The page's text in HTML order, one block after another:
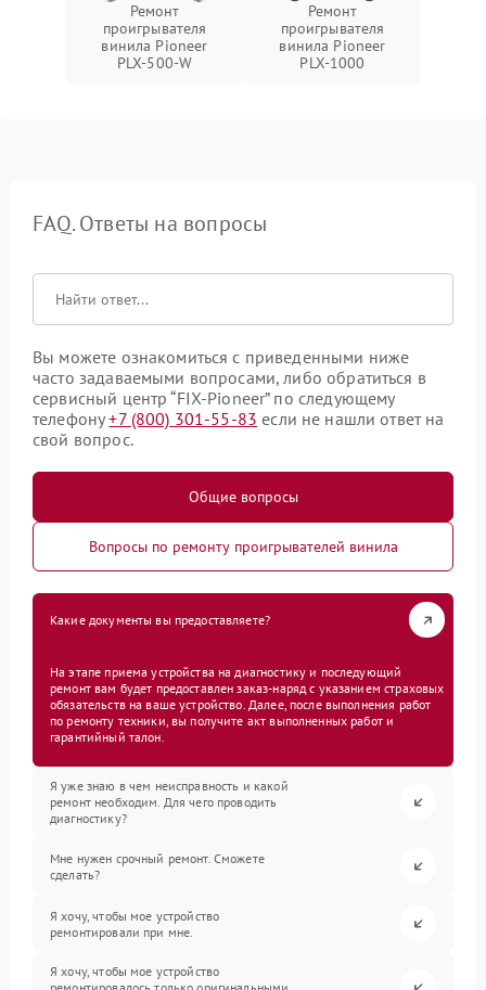
Ремонт
проигрывателя
винила Pioneer
PLX‑500‑W
Ремонт
проигрывателя
винила Pioneer
PLX‑1000
FAQ. Ответы на вопросы
Вы можете ознакомиться с приведенными ниже
часто задаваемыми вопросами, либо обратиться в
сервисный центр “FIX-Pioneer” по следующему
телефону+7 (800) 301-55-83 если не нашли ответ на
свой вопрос.
Общие вопросы
Вопросы по ремонту проигрывателей винила
Какие документы вы предоставляете?
На этапе приема устройства на диагностику и последующий
ремонт вам будет предоставлен заказ-наряд с указанием страховых
обязательств на ваше устройство. Далее, после выполнения работ
по ремонту техники, вы получите акт выполненных работ и
гарантийный талон.
Я уже знаю в чем неисправность и какой
ремонт необходим. Для чего проводить
диагностику?
Мне нужен срочный ремонт. Сможете
сделать?
Я хочу, чтобы мое устройство
ремонтировали при мне.
Я хочу, чтобы мое устройство